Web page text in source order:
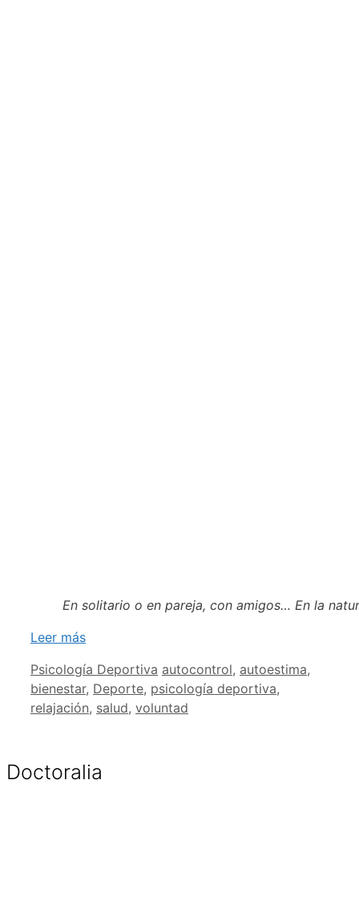
En solitario o en pareja, con amigos… En la
Leer más
Categorías
Psicología Deportiva Etiquetas
autocontrol, autoestima,
bienestar, Deporte, psicología deportiva,
relajación, salud, voluntad
Doctoralia